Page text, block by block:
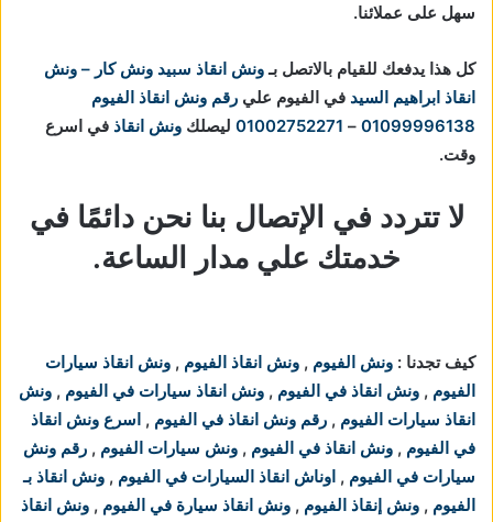
سهل على عملائنا.
كل هذا يدفعك للقيام بالاتصل بـونش انقاذ سبيد ونش كار – ونش
انقاذ ابراهيم السيد في الفيوم علي رقم ونش انقاذ الفيوم
01099996138
–
01002752271 ليصلك ونش انقاذ في اسرع
وقت.
لا تتردد في الإتصال بنا نحن دائمًا في
خدمتك علي مدار الساعة.
كيف تجدنا : ونش الفيوم , ونش انقاذ الفيوم , ونش انقاذ سيارات
الفيوم , ونش انقاذ في الفيوم , ونش انقاذ سيارات في الفيوم , ونش
انقاذ سيارات الفيوم , رقم ونش انقاذ في الفيوم , اسرع ونش انقاذ
في الفيوم , ونش انقاذ في الفيوم , ونش سيارات الفيوم , رقم ونش
سيارات في الفيوم , اوناش انقاذ السيارات في الفيوم , ونش انقاذ بـ
الفيوم , ونش إنقاذ الفيوم , ونش انقاذ سيارة في الفيوم , ونش انقاذ